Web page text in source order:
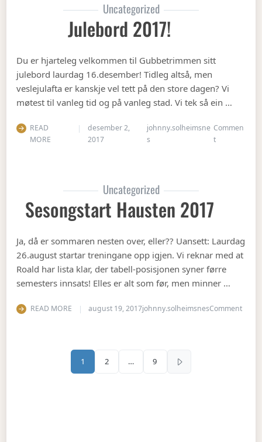
Uncategorized
Julebord 2017!
Du er hjarteleg velkommen til Gubbetrimmen sitt
julebord laurdag 16.desember! Tidleg altså, men
veslejulafta er kanskje vel tett på den store dagen? Vi
møtest til vanleg tid og på vanleg stad. Vi tek så ein …
READ
MORE
desember 2,
2017
johnny.solheimsne
s
Commen
ton Julebord
Uncategorized
Sesongstart Hausten 2017
Ja, då er sommaren nesten over, eller?? Uansett: Laurdag
26.august startar treningane opp igjen. Vi reknar med at
Roald har lista klar, der tabell-posisjonen syner førre
semesters innsats! Elles er alt som før, men minner …
READ MORE august 19, 2017johnny.solheimsnesCommenton
Sidepaginering
1 2 … 9